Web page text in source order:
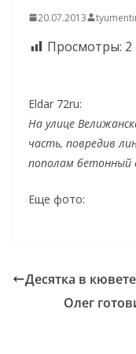
20.07.2013
Просмотры: 2
Eldar 72ru:
На улице
часть, повредив
пополам бетонный
Еще фото:
Десятка в
Олег